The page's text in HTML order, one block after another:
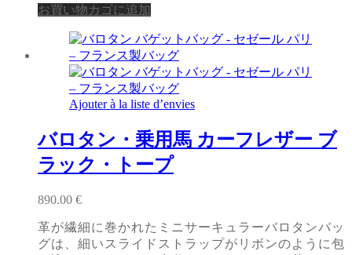
お買い物カゴに追加
Ajouter à la liste d’envies
バロタン・乗用馬 カーフレザー ブ
ラック・トープ
890.00 €
革が繊細に巻かれたミニサーキュラーバロタンバッ
グは、細いスライドストラップがリボンのように包